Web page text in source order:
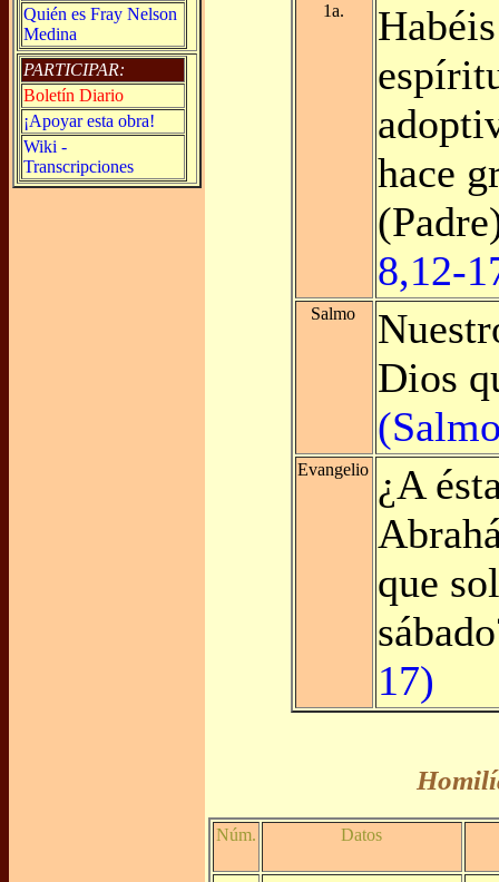
Quién es Fray Nelson
Medina
PARTICIPAR:
Boletín Diario
¡Apoyar esta obra!
Wiki -
Transcripciones
1a.
hace
8,12-
Salmo
Dios
Evangelio ¿A
que
17)
Núm. Datos